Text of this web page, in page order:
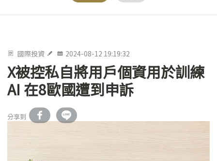
國際投資 2024-08-12 19:19:32
X被控私自將用戶個資用於訓練
AI 在8歐國遭到申訴
分享到